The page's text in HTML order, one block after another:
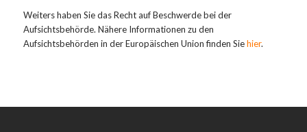
Weiters haben Sie das Recht auf Beschwerde bei der
Aufsichtsbehörde. Nähere Informationen zu den
Aufsichtsbehörden in der Europäischen Union finden Siehier.